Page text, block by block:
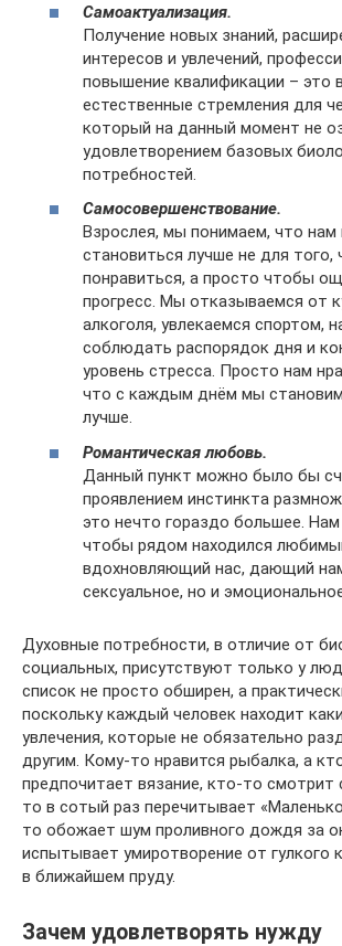
Самоактуализация.
Получение новых знаний,
интересов и увлечений,
повышение квалификации – это
естественные стремления для
который на данный момент не
удовлетворением базовых
потребностей.
Самосовершенствование.
Взрослея, мы понимаем, что нам
становиться лучше не для
понравиться, а просто чтобы
прогресс. Мы отказываемся от
алкоголя, увлекаемся спортом,
соблюдать распорядок дня и
уровень стресса. Просто нам
что с каждым днём мы
лучше.
Романтическая любовь.
Данный пункт можно было бы
проявлением инстинкта
это нечто гораздо большее.
чтобы рядом находился
вдохновляющий нас, дающий
сексуальное, но и
Духовные потребности, в отличие от
социальных, присутствуют только у
список не просто обширен, а
поскольку каждый человек находит
увлечения, которые не обязательно
другим. Кому-то нравится рыбалка, а
предпочитает вязание, кто-то смотрит
то в сотый раз перечитывает
то обожает шум проливного дождя за
испытывает умиротворение от гулкого
в ближайшем пруду.
Зачем удовлетворять нужду